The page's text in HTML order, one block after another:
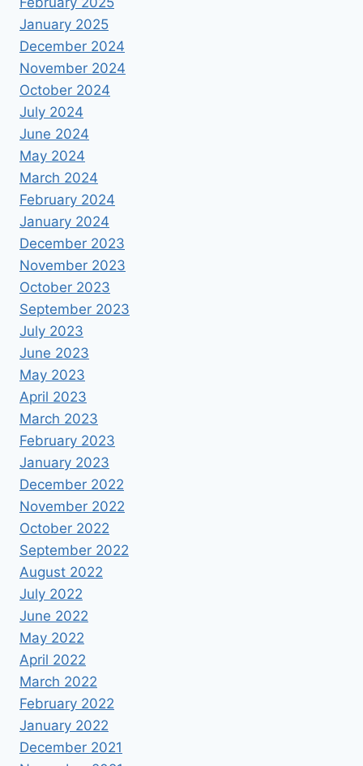
January 2025
December 2024
November 2024
October 2024
July 2024
June 2024
May 2024
March 2024
February 2024
January 2024
December 2023
November 2023
October 2023
September 2023
July 2023
June 2023
May 2023
April 2023
March 2023
February 2023
January 2023
December 2022
November 2022
October 2022
September 2022
August 2022
July 2022
June 2022
May 2022
April 2022
March 2022
February 2022
January 2022
December 2021